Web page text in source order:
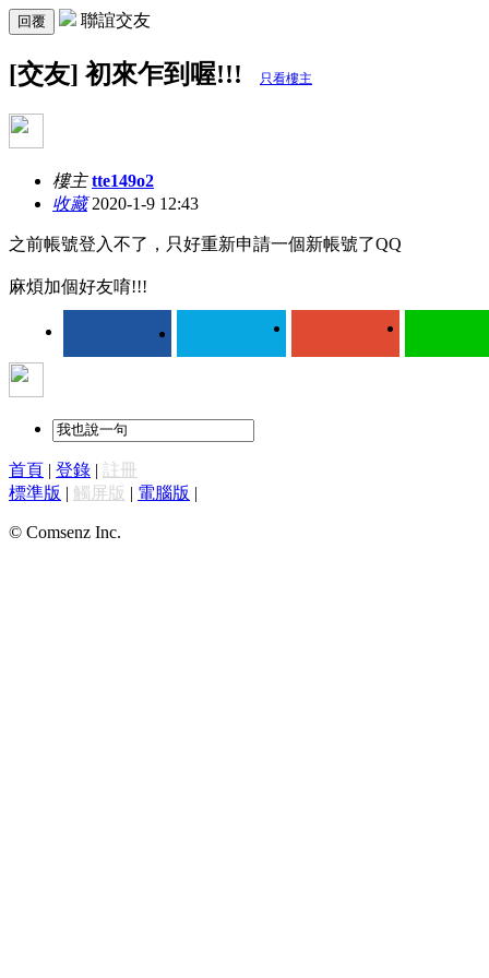
回覆 聯誼交友
[交友] 初來乍到喔!!! 只看樓主
樓主 tte149o2
收藏2020-1-9 12:43
之前帳號登入不了，只好重新申請一個新帳號了QQ
麻煩加個好友唷!!!
首頁 | 登錄 | 註冊
標準版 | 觸屏版 | 電腦版 |
© Comsenz Inc.